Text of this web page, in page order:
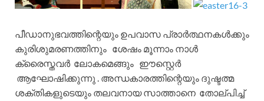
പീഡാനുഭവത്തിന്റെയും ഉപവാസ പ്രാർത്ഥനകൾക്കും
കുരിശുമരണത്തിനും ശേഷം മൂന്നാം നാൾ
ക്രൈസ്തവർ ലോകമെങ്ങും ഈസ്റ്റെർ
ആഘോഷിക്കുന്നു . അന്ധകാരത്തിന്റെയും ദുഷ്ടത്മ
ശക്തികളുടെയും തലവനായ സാത്താനെ തോല്പിച്ച്